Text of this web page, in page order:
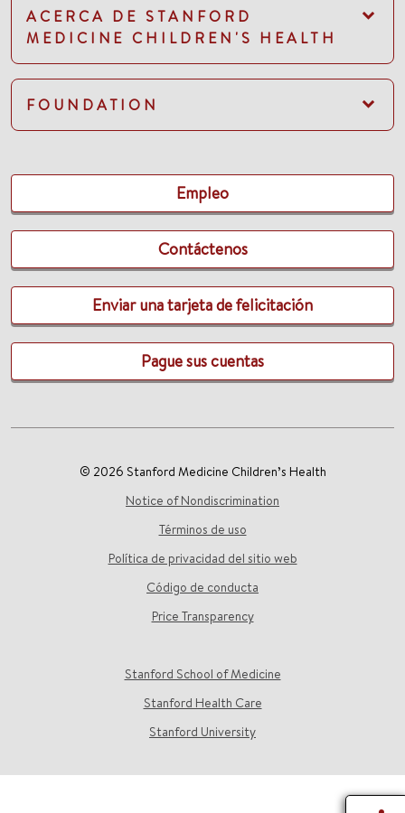
ACERCA DE STANFORD
MEDICINE CHILDREN'S HEALTH
FOUNDATION
Empleo
Contáctenos
Enviar una tarjeta de felicitación
Pague sus cuentas
© 2026 Stanford Medicine Children’s Health
Notice of Nondiscrimination
Términos de uso
Política de privacidad del sitio web
Código de conducta
Price Transparency
Stanford School of Medicine
Stanford Health Care
Stanford University